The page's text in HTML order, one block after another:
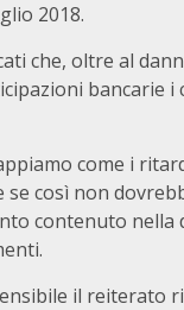
2018.
che, oltre al
bancarie
come i
così non
contenuto nella
il reiterato